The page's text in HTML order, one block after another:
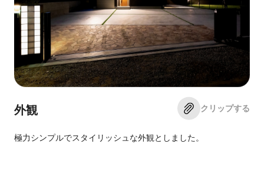
外観
極力シンプルでスタイリッシュな外観としました。
クリップする